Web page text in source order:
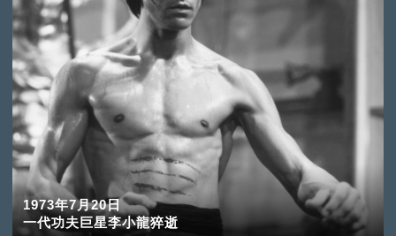
1973年7月20日
一代功夫巨星李小龍猝逝